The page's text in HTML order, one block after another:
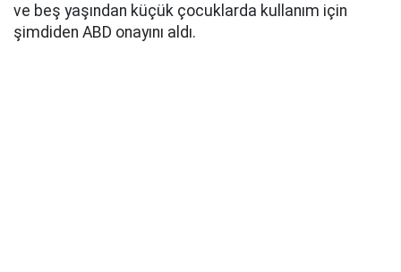
ve beş yaşından küçük çocuklarda kullanım için
şimdiden ABD onayını aldı.